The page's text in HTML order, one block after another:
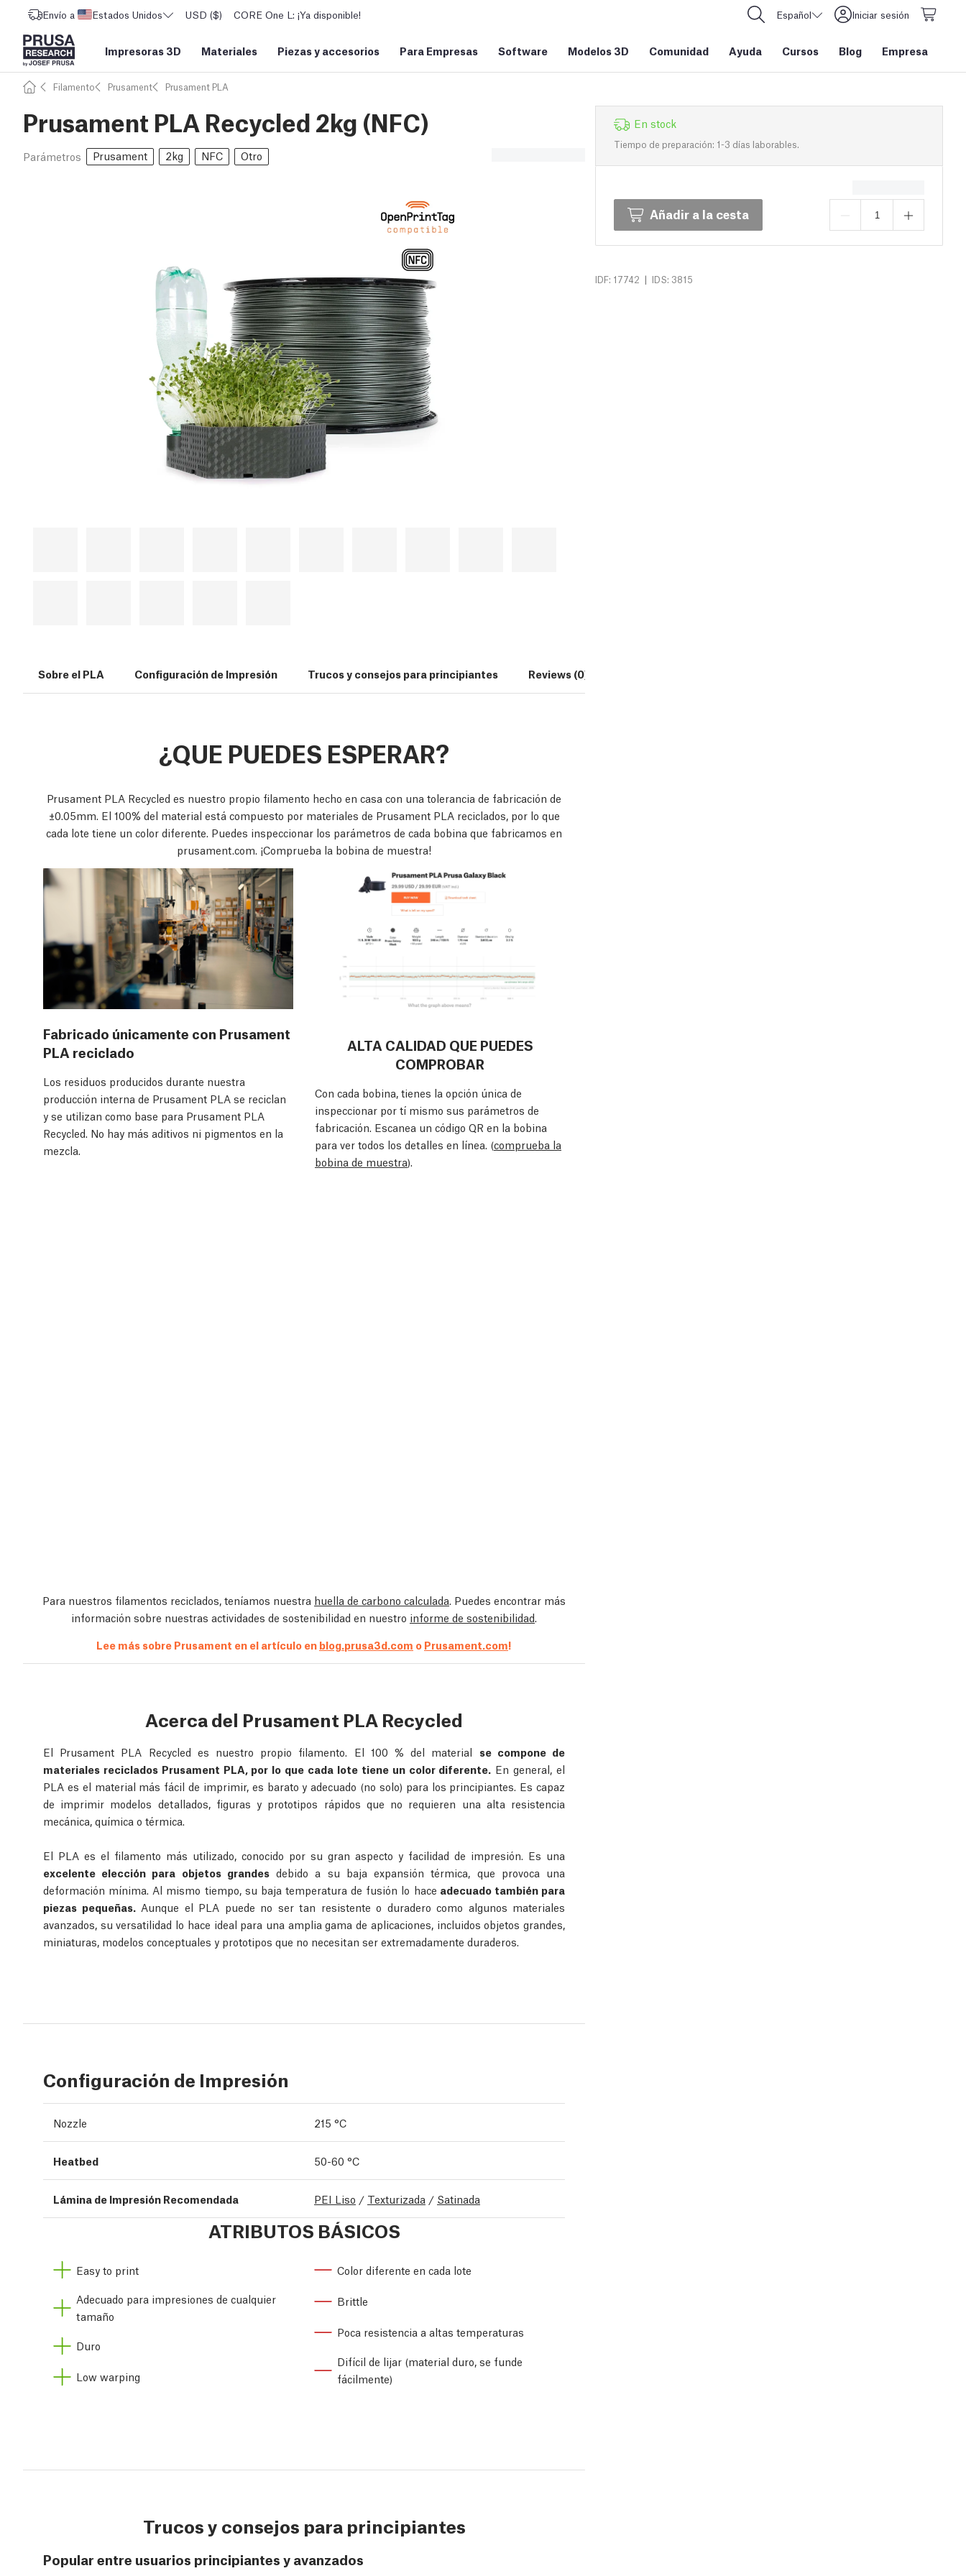
Envío a Estados Unidos USD ($) CORE One L: ¡Ya disponible! Español Iniciar sesión
Impresoras 3D Materiales Piezas y accesorios Para Empresas Software Modelos 3D Comunidad Ayuda Cursos Blog Empresa
Filamento Prusament Prusament PLA
Prusament PLA Recycled 2kg (NFC)
Parámetros Prusament 2kg NFC Otro
En stock
Tiempo de preparación: 1-3 días laborables.
Añadir a la cesta
IDF: 17742 | IDS: 3815
Sobre el PLA Configuración de Impresión Trucos y consejos para principiantes Reviews (0)
¿QUE PUEDES ESPERAR?
Prusament PLA Recycled es nuestro propio filamento hecho en casa con una tolerancia de fabricación de
±0.05mm. El 100% del material está compuesto por materiales de Prusament PLA reciclados, por lo que
cada lote tiene un color diferente. Puedes inspeccionar los parámetros de cada bobina que fabricamos en
prusament.com. ¡Comprueba la bobina de muestra!
Fabricado únicamente con Prusament
PLA reciclado
Los residuos producidos durante nuestra
producción interna de Prusament PLA se reciclan
y se utilizan como base para Prusament PLA
Recycled. No hay más aditivos ni pigmentos en la
mezcla.
ALTA CALIDAD QUE PUEDES
COMPROBAR
Con cada bobina, tienes la opción única de
inspeccionar por tí mismo sus parámetros de
fabricación. Escanea un código QR en la bobina
para ver todos los detalles en línea. (comprueba la
bobina de muestra).
Para nuestros filamentos reciclados, teníamos nuestra huella de carbono calculada. Puedes encontrar más
información sobre nuestras actividades de sostenibilidad en nuestro informe de sostenibilidad.
Lee más sobre Prusament en el artículo en blog.prusa3d.com o Prusament.com!
Acerca del Prusament PLA Recycled
El Prusament PLA Recycled es nuestro propio filamento. El 100 % del material se compone de
materiales reciclados Prusament PLA, por lo que cada lote tiene un color diferente. En general, el
PLA es el material más fácil de imprimir, es barato y adecuado (no solo) para los principiantes. Es capaz
de imprimir modelos detallados, figuras y prototipos rápidos que no requieren una alta resistencia
mecánica, química o térmica.
El PLA es el filamento más utilizado, conocido por su gran aspecto y facilidad de impresión. Es una
excelente elección para objetos grandesdebido a su baja expansión térmica, que provoca una
deformación mínima. Al mismo tiempo, su baja temperatura de fusión lo hace adecuado también para
piezas pequeñas.Aunque el PLA puede no ser tan resistente o duradero como algunos materiales
avanzados, su versatilidad lo hace ideal para una amplia gama de aplicaciones, incluidos objetos grandes,
miniaturas, modelos conceptuales y prototipos que no necesitan ser extremadamente duraderos.
Configuración de Impresión
Nozzle 215 °C
Heatbed 50-60 °C
Lámina de Impresión Recomendada PEI Liso / Texturizada / Satinada
ATRIBUTOS BÁSICOS
Easy to print
Adecuado para impresiones de cualquier
tamaño
Duro
Low warping
Color diferente en cada lote
Brittle
Poca resistencia a altas temperaturas
Difícil de lijar (material duro, se funde
fácilmente)
Trucos y consejos para principiantes
Popular entre usuarios principiantes y avanzados